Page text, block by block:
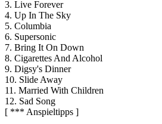
3. Live Forever
4. Up In The Sky
5. Columbia
6. Supersonic
7. Bring It On Down
8. Cigarettes And Alcohol
9. Digsy's Dinner
10. Slide Away
11. Married With Children
12. Sad Song
[ *** Anspieltipps ]